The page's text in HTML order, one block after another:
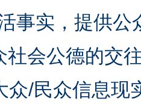
事实，提供
会公德的交
众/民众信息现
效落实 一纸欠